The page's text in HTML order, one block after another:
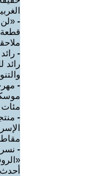
-
-
رائد
-
مئات
-
-
أحدث